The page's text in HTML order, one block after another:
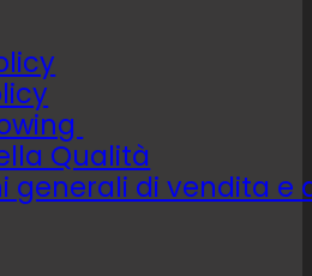
Qualità
generali di vendita e